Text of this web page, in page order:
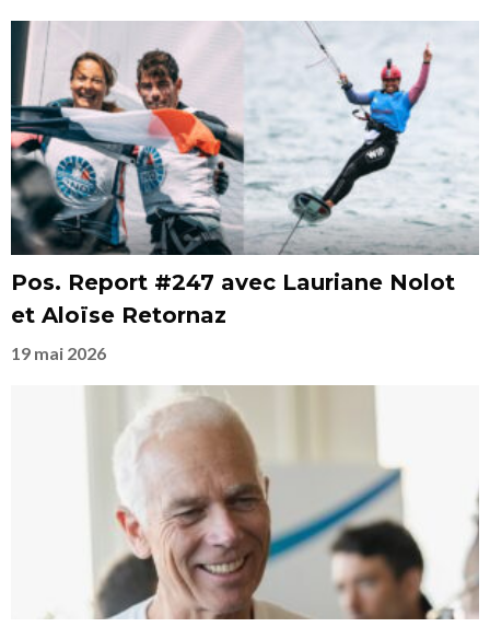
Pos. Report #247 avec Lauriane Nolot
et Aloïse Retornaz
19 mai 2026